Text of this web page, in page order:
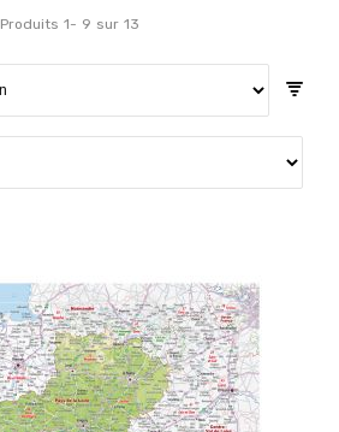
Produits 1- 9 sur 13